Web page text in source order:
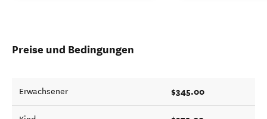
Preise und Bedingungen
Erwachsener $345.00